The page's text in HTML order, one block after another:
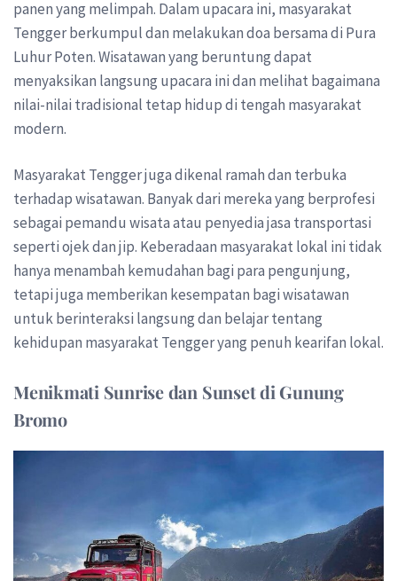
panen yang melimpah. Dalam upacara ini, masyarakat
Tengger berkumpul dan melakukan doa bersama di Pura
Luhur Poten. Wisatawan yang beruntung dapat
menyaksikan langsung upacara ini dan melihat bagaimana
nilai-nilai tradisional tetap hidup di tengah masyarakat
modern.
Masyarakat Tengger juga dikenal ramah dan terbuka
terhadap wisatawan. Banyak dari mereka yang berprofesi
sebagai pemandu wisata atau penyedia jasa transportasi
seperti ojek dan jip. Keberadaan masyarakat lokal ini tidak
hanya menambah kemudahan bagi para pengunjung,
tetapi juga memberikan kesempatan bagi wisatawan
untuk berinteraksi langsung dan belajar tentang
kehidupan masyarakat Tengger yang penuh kearifan lokal.
Menikmati Sunrise dan Sunset di Gunung
Bromo